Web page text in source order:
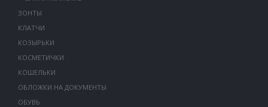
ЗОНТЫ
КЛАТЧИ
КОЗЫРЬКИ
КОСМЕТИЧКИ
КОШЕЛЬКИ
ОБЛОЖКИ НА ДОКУМЕНТЫ
ОБУВЬ